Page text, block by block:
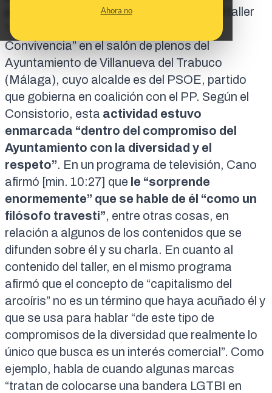
Ahora no
perfiles de redes sociales, llevó a cabo el taller
Capitalismo Arcoíris: Compromiso o
Convivencia” en el salón de plenos del
Ayuntamiento de Villanueva del Trabuco
(Málaga), cuyo alcalde es del PSOE, partido
que gobierna en coalición con el PP. Según el
Consistorio, esta actividad estuvo
enmarcada “dentro del compromiso del
Ayuntamiento con la diversidad y el
respeto”. En un programa de televisión, Cano
afirmó [min. 10:27] que le “sorprende
enormemente” que se hable de él “como un
filósofo travesti”, entre otras cosas, en
relación a algunos de los contenidos que se
difunden sobre él y su charla. En cuanto al
contenido del taller, en el mismo programa
afirmó que el concepto de “capitalismo del
arcoíris” no es un término que haya acuñado él y
que se usa para hablar “de este tipo de
compromisos de la diversidad que realmente lo
único que busca es un interés comercial”. Como
ejemplo, habla de cuando algunas marcas
“tratan de colocarse una bandera LGTBI en